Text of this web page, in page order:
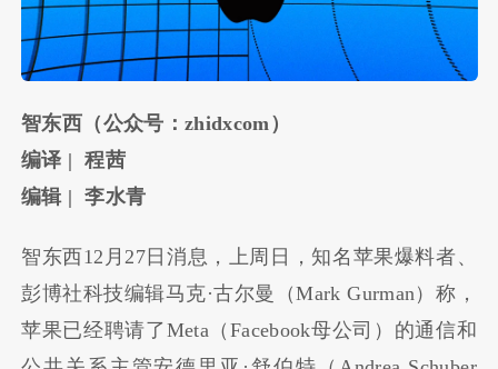
智东西（公众号：zhidxcom）
编译 | 程茜
编辑 | 李水青
智东西12月27日消息，上周日，知名苹果爆料者、
彭博社科技编辑马克·古尔曼（Mark Gurman）称，
苹果已经聘请了Meta（Facebook母公司）的通信和